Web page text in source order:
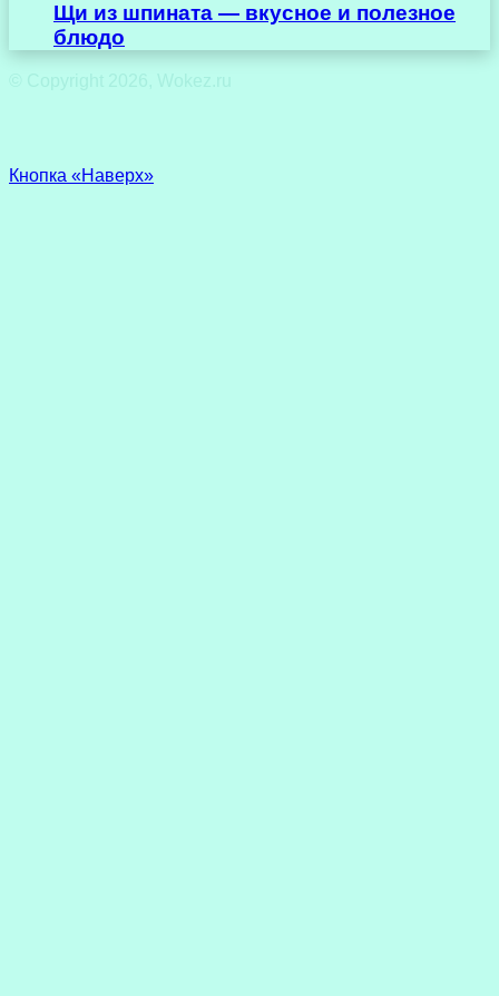
Щи из шпината — вкусное и полезное
блюдо
© Copyright 2026, Wokez.ru
Кнопка «Наверх»